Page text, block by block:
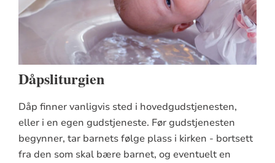
Dåpsliturgien
Dåp finner vanligvis sted i hovedgudstjenesten,
eller i en egen gudstjeneste. Før gudstjenesten
begynner, tar barnets følge plass i kirken - bortsett
fra den som skal bære barnet, og eventuelt en